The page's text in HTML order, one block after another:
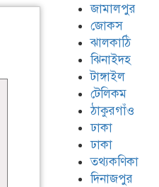
জামালপুর
জোকস
ঝালকাঠি
ঝিনাইদহ
টাঙ্গাইল
টেলিকম
ঠাকুরগাঁও
ঢাকা
ঢাকা
তথ্যকণিকা
দিনাজপুর